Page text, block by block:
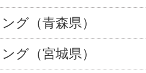
グ（青森県）
グ（宮城県）